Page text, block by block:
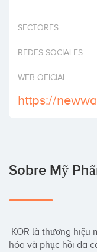
SECTORES
REDES SOCIALES
WEB OFICIAL
Sobre Mỹ
hóa và phục hồi da